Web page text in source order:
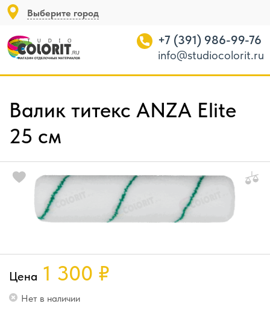
Выберите город
+7 (391) 986-99-76
info@studiocolorit.ru
Валик титекс ANZA Elite
25 см
Цена 1 300 ₽
Нет в наличии